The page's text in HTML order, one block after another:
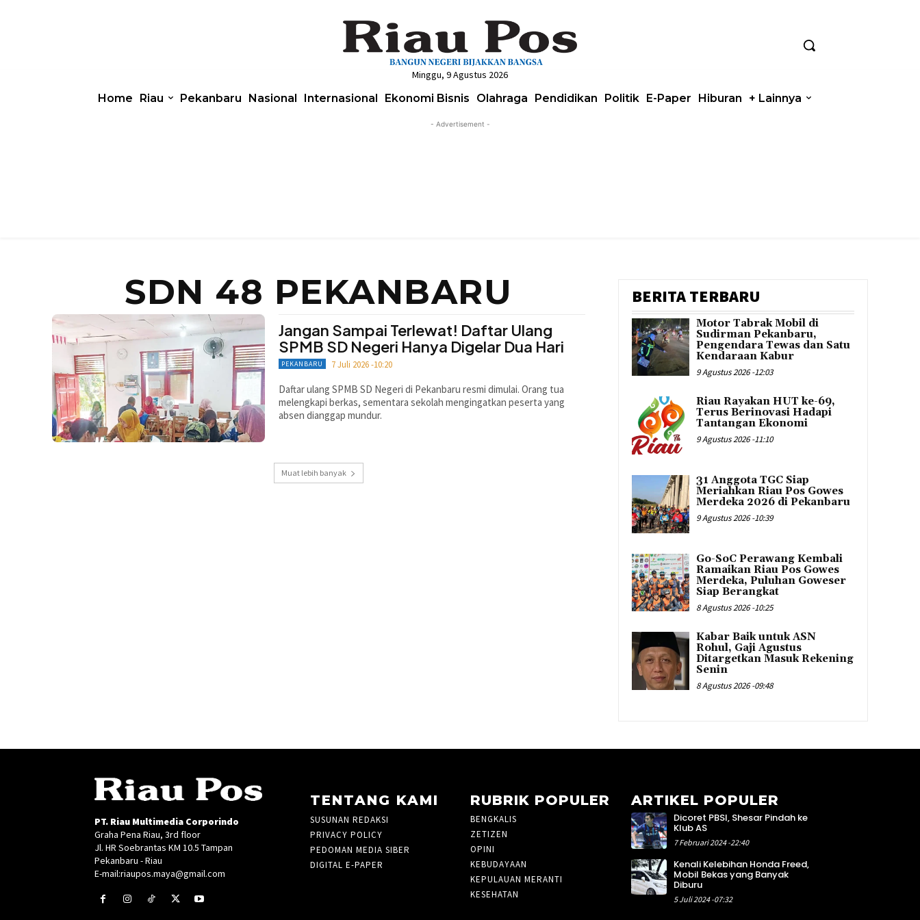
Minggu, 9 Agustus 2026
Home Riau Pekanbaru Nasional Internasional Ekonomi Bisnis Olahraga Pendidikan Politik E-Paper Hiburan + Lainnya
- Advertisement -
SDN 48 PEKANBARU
Jangan Sampai Terlewat! Daftar Ulang
SPMB SD Negeri Hanya Digelar Dua Hari
PEKANBARU 7 Juli 2026 -10:20
Daftar ulang SPMB SD Negeri di Pekanbaru resmi dimulai. Orang tua
melengkapi berkas, sementara sekolah mengingatkan peserta yang
absen dianggap mundur.
Muat lebih banyak
BERITA TERBARU
Motor Tabrak Mobil di
Sudirman Pekanbaru,
Pengendara Tewas dan Satu
Kendaraan Kabur
9 Agustus 2026 -12:03
Riau Rayakan HUT ke-69,
Terus Berinovasi Hadapi
Tantangan Ekonomi
9 Agustus 2026 -11:10
31 Anggota TGC Siap
Meriahkan Riau Pos Gowes
Merdeka 2026 di Pekanbaru
9 Agustus 2026 -10:39
Go-SoC Perawang Kembali
Ramaikan Riau Pos Gowes
Merdeka, Puluhan Goweser
Siap Berangkat
8 Agustus 2026 -10:25
Kabar Baik untuk ASN
Rohul, Gaji Agustus
Ditargetkan Masuk Rekening
Senin
8 Agustus 2026 -09:48
PT. Riau Multimedia Corporindo
Graha Pena Riau, 3rd floor
Jl. HR Soebrantas KM 10.5 Tampan
Pekanbaru - Riau
E-mail:riaupos.maya@gmail.com
TENTANG KAMI
SUSUNAN REDAKSI
PRIVACY POLICY
PEDOMAN MEDIA SIBER
DIGITAL E-PAPER
RUBRIK POPULER
BENGKALIS
ZETIZEN
OPINI
KEBUDAYAAN
KEPULAUAN MERANTI
KESEHATAN
ARTIKEL POPULER
Dicoret PBSI, Shesar Pindah ke
Klub AS
7 Februari 2024 -22:40
Kenali Kelebihan Honda Freed,
Mobil Bekas yang Banyak
Diburu
5 Juli 2024 -07:32